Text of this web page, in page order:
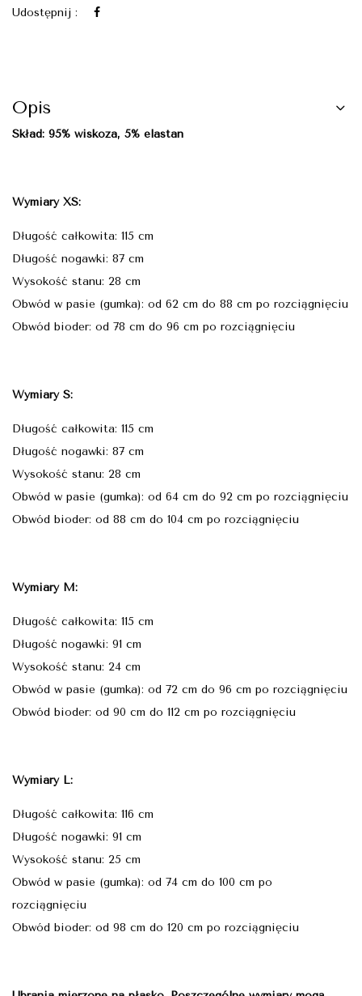
Udostępnij :
Opis
Skład: 95% wiskoza, 5% elastan
Wymiary XS:
Długość całkowita: 115 cm
Długość nogawki: 87 cm
Wysokość stanu: 28 cm
Obwód w pasie (gumka): od 62 cm do 88 cm po rozciągnięciu
Obwód bioder: od 78 cm do 96 cm po rozciągnięciu
Wymiary S:
Długość całkowita: 115 cm
Długość nogawki: 87 cm
Wysokość stanu: 28 cm
Obwód w pasie (gumka): od 64 cm do 92 cm po rozciągnięciu
Obwód bioder: od 88 cm do 104 cm po rozciągnięciu
Wymiary M:
Długość całkowita: 115 cm
Długość nogawki: 91 cm
Wysokość stanu: 24 cm
Obwód w pasie (gumka): od 72 cm do 96 cm po rozciągnięciu
Obwód bioder: od 90 cm do 112 cm po rozciągnięciu
Wymiary L:
Długość całkowita: 116 cm
Długość nogawki: 91 cm
Wysokość stanu: 25 cm
Obwód w pasie (gumka): od 74 cm do 100 cm po
rozciągnięciu
Obwód bioder: od 98 cm do 120 cm po rozciągnięciu